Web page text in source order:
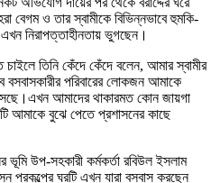
বেগম ও তার স্বামীকে বিভিন্নভাবে হুমকি-
নিরাপত্তাহীনতায় ভুগছেন।
তিনি কেঁদে কেঁদে বলেন, আমার স্বামীর
বসবাসকারীর পরিবারের লোকজন আমাকে
আমাদের থাকারমত কোন জায়গা
আমাকে বুঝে পেতে প্রশাসনের কাছে
ভূমি উপ-সহকারী কর্মকর্তা রবিউল ইসলাম
প্রকল্পের ঘরটি এখন যারা বসবাস করছেন